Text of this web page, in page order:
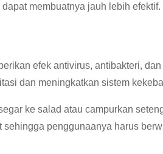
membuatnya jauh lebih efektif.
efek antivirus, antibakteri,
dan meningkatkan sistem
ke salad atau campurkan
penggunaanya harus